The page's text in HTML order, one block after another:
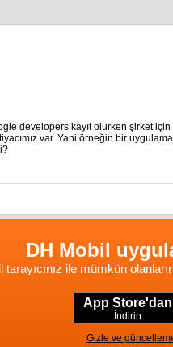
developers kayıt olurken şirket
var. Yani örneğin bir
DH Mobil
tarayıcınız ile mümkün
App Store'dan
İndirin
Gizle ve